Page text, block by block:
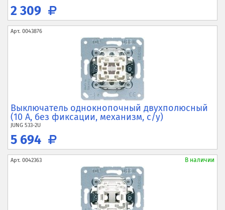
2 309
Арт. 0043876
Выключатель однокнопочный двухполюсный
(10 А, без фиксации, механизм, с/у)
JUNG 533-2U
5 694
Арт. 0042363 В наличии